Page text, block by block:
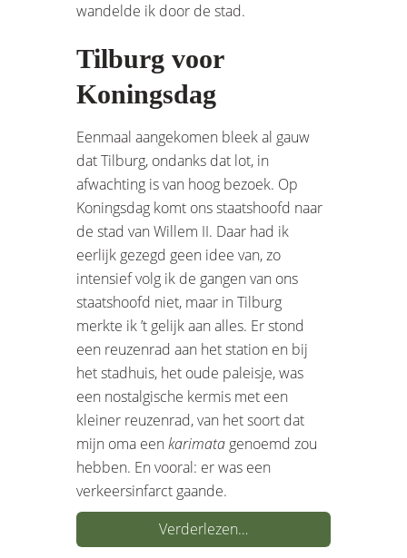
wandelde ik door de stad.
Tilburg voor
Koningsdag
Eenmaal aangekomen bleek al gauw
dat Tilburg, ondanks dat lot, in
afwachting is van hoog bezoek. Op
Koningsdag komt ons staatshoofd naar
de stad van Willem II. Daar had ik
eerlijk gezegd geen idee van, zo
intensief volg ik de gangen van ons
staatshoofd niet, maar in Tilburg
merkte ik ’t gelijk aan alles. Er stond
een reuzenrad aan het station en bij
het stadhuis, het oude paleisje, was
een nostalgische kermis met een
kleiner reuzenrad, van het soort dat
mijn oma eenkarimata genoemd zou
hebben. En vooral: er was een
verkeersinfarct gaande.
Verderlezen…